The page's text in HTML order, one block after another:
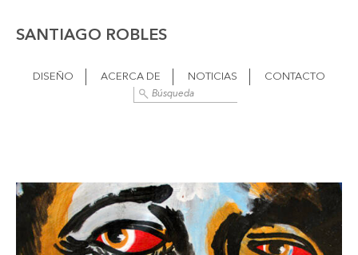
SANTIAGO ROBLES
DISEÑO ACERCA DE NOTICIAS CONTACTO